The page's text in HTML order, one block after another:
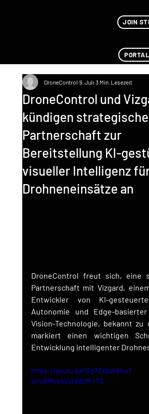
JOIN
DroneControl und
kündigen strategische
Partnerschaft zur
Bereitstellung KI-
visueller Intelligenz
Drohneneinsätze an
DroneControl 9. Juli 3 Min. Lesezeit
DroneControl freut sich, eine
Partnerschaft mit Vizgard,
Entwickler von KI-
Autonomie und Edge-
Vision-Technologie, bekannt zu
markiert einen wichtigen
Entwicklung intelligenter
https://youtu.be/Gq7ZcSoHH-s?
si=xRMvo4ZsHNCM-rTS